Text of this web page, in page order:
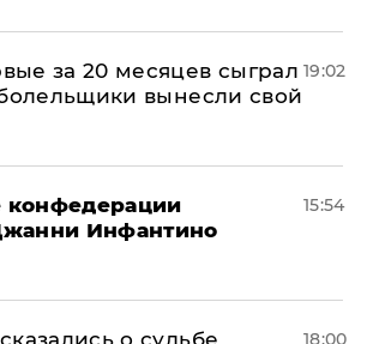
за 20 месяцев сыграл
вынесли свой
19:02
Инфантино
15:54
о судьбе
18:00